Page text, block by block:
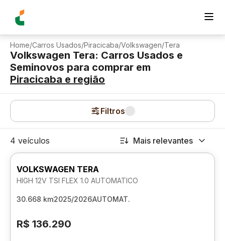
Home/Carros Usados/Piracicaba/Volkswagen/Tera
Volkswagen Tera: Carros Usados e
Seminovos para comprar em
Piracicaba e região
Filtros
4 veículos Mais relevantes
VOLKSWAGEN TERA
HIGH 12V TSI FLEX 1.0 AUTOMATICO
30.668 km2025/2026AUTOMAT.
R$ 136.290